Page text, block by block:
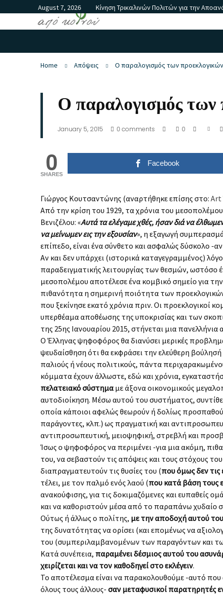
August 7, 2026 Κίνηση Τρικαλινών Πολιτών για την
Home Απόψεις Ο παραλογισμός των
Ο παραλογισμός
January 5, 2015 0 comments 0
0
SHARES
Facebook
Γιώργος Κουτσαντώνης (αναρτήθηκε επίσης στο: Art
Από την κρίση του 1929, τα χρόνια του
Βενιζέλου: «Αυτά τα ελέγαμε χθές, ήσαν διά να
να μείνωμεν εις την εξουσίαν», η εξαγωγή
επίπεδο, είναι ένα σύνθετο και ασφαλώς δύσκολο -
Αν και δεν υπάρχει (ιστορικά καταγεγραμμένος)
παραδειγματικής λειτουργίας των θεσμών, ωστόσο
μεσοπολέμου αποτέλεσε ένα κομβικό σημείο για
πιθανότητα η σημερινή ποιότητα των
που ξεκίνησε εκατό χρόνια πριν. Οι προεκλογικοί
υπερθέαμα αποθέωσης της υποκρισίας και των
της 25ης Ιανουαρίου 2015, στήνεται μια
Ο Έλληνας ψηφοφόρος θα διανύσει μερικές
ψευδαίσθηση ότι θα εκφράσει την ελεύθερη
παλιούς ή νέους πολιτικούς, πάντα
κόμματα έχουν άλλωστε, εδώ και χρόνια,
πελατειακό σύστημα με άξονα οικονομικούς
αυτοδιοίκηση. Μέσω αυτού του συστήματος,
οποία κάποιοι αφελώς θεωρούν ή δολίως
παράγοντες, κλπ.) ως πραγματική και
αντιπροσωπευτική, μειοψηφική, στρεβλή και
Ίσως ο ψηφοφόρος να περιμένει -για μια ακόμη,
του, να σεβαστούν τις απόψεις και τους στόχους
διαπραγματευτούν τις θυσίες του (που όμως δεν τις
τέλει, με τον παλμό ενός λαού (που κατά βάση τους
ανακούφισης, για τις δοκιμαζόμενες και ευπαθείς
και να καθοριστούν μέσα από το παραπάνω χυδαίο
Ούτως ή άλλως ο πολίτης, με την αποδοχή αυτού
της δυνατότητας να ορίσει (και επομένως να
του (συμπεριλαμβανομένων των παραγόντων και
Κατά συνέπεια, παραμένει δέσμιος αυτού του
χειρίζεται και να τον καθοδηγεί στο εκλέγειν.
Το αποτέλεσμα είναι να παρακολουθούμε -αυτό που
όλους τους άλλους- σαν μεταφυσικοί παρατηρητές